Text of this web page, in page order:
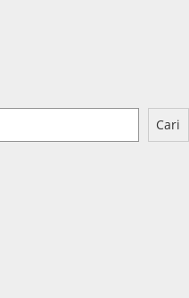
Cari